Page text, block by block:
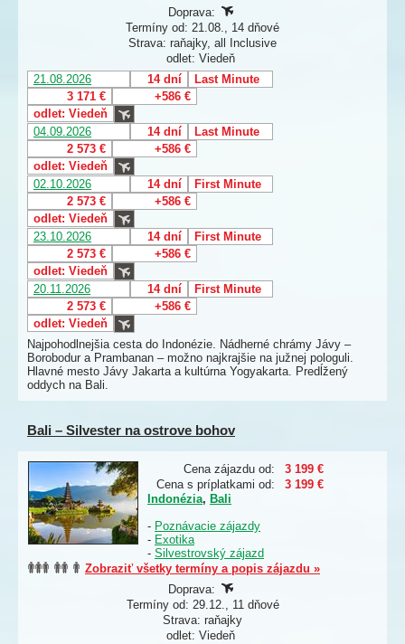
Doprava:
Termíny od: 21.08., 14 dňové
Strava: raňajky, all Inclusive
odlet: Viedeň
21.08.2026
14 dní
Last Minute
3 171 €
+586 €
odlet: Viedeň
04.09.2026
14 dní
Last Minute
2 573 €
+586 €
odlet: Viedeň
02.10.2026
14 dní
First Minute
2 573 €
+586 €
odlet: Viedeň
23.10.2026
14 dní
First Minute
2 573 €
+586 €
odlet: Viedeň
20.11.2026
14 dní
First Minute
2 573 €
+586 €
odlet: Viedeň
Najpohodlnejšia cesta do Indonézie. Nádherné chrámy Jávy –
Borobodur a Prambanan – možno najkrajšie na južnej pologuli.
Hlavné mesto Jávy Jakarta a kultúrna Yogyakarta. Predĺžený
oddych na Bali.
Bali – Silvester na ostrove bohov
Cena zájazdu od:
3 199 €
Cena s príplatkami od:
3 199 €
Indonézia, Bali
- Poznávacie zájazdy
- Exotika
- Silvestrovský zájazd
Zobraziť všetky termíny a popis zájazdu »
Doprava:
Termíny od: 29.12., 11 dňové
Strava: raňajky
odlet: Viedeň